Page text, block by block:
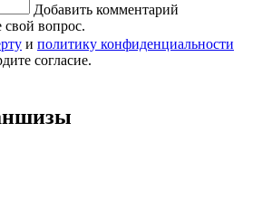
Добавить комментарий
свой вопрос.
и политику конфиденциальности
согласие.